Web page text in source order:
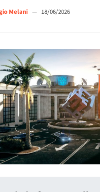
Melani — 18/06/2026